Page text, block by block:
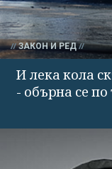
ЗАКОН И РЕД
И лека кола
- обърна се по